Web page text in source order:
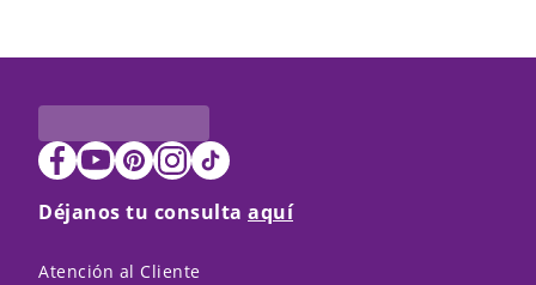
Déjanos tu consulta aquí
Atención al Cliente